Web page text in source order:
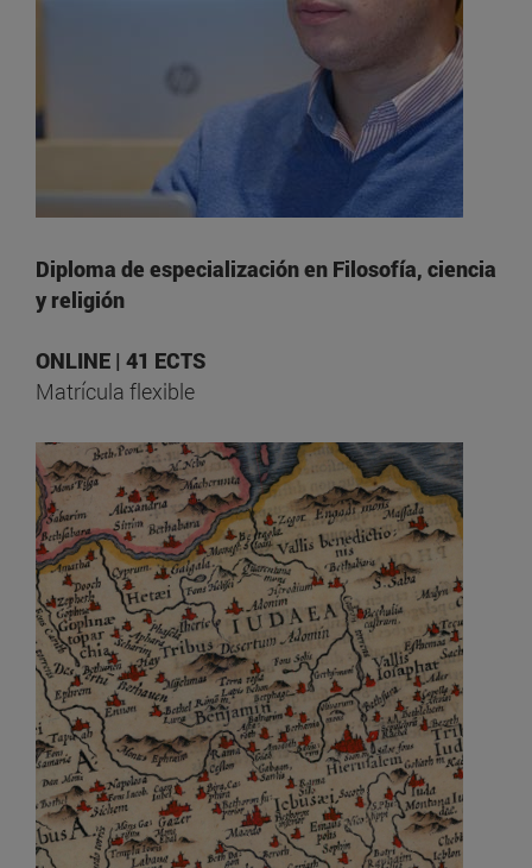
Diploma de especialización en Filosofía, ciencia
y religión
ONLINE | 41 ECTS
Matrícula flexible